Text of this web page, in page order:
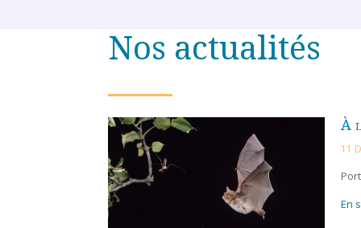
Nos actualités
À
11
En